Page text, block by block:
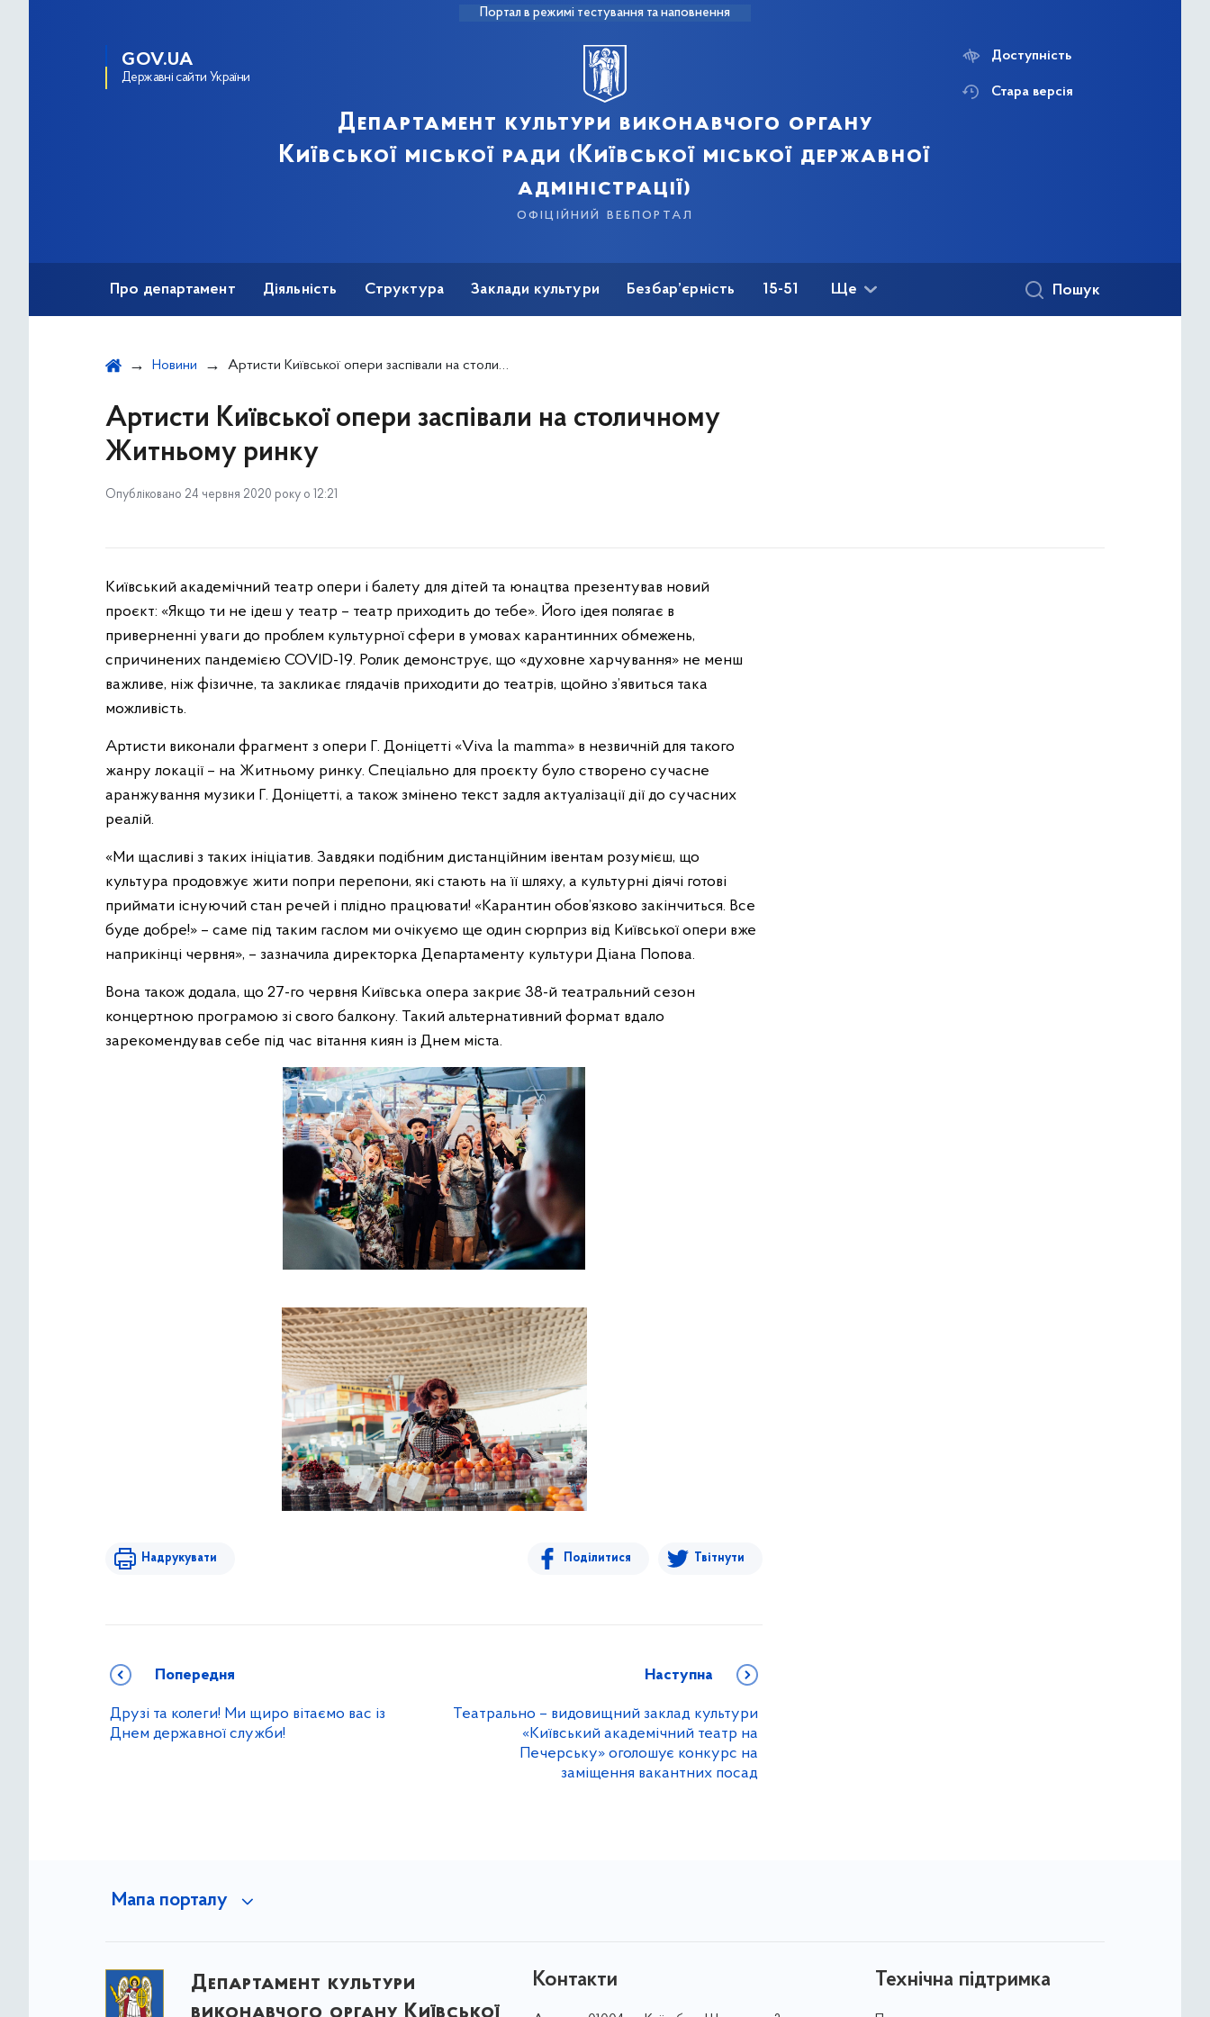
Портал в режимі тестування та наповнення
GOV.UA
Державні сайти України
Департамент культури виконавчого органу
Київської міської ради (Київської міської державної
адміністрації)
офіційний вебпортал
Доступність
Стара версія
Про департамент Діяльність Структура Заклади культури Безбар’єрність 15-51 Ще Пошук
Новини Артисти Київської опери заспівали на столичному Житньому ринку
Артисти Київської опери заспівали на столичному
Житньому ринку
Опубліковано 24 червня 2020 року о 12:21
Київський академічний театр опери і балету для дітей та юнацтва презентував новий
проєкт: «Якщо ти не ідеш у театр – театр приходить до тебе». Його ідея полягає в
приверненні уваги до проблем культурної сфери в умовах карантинних обмежень,
спричинених пандемією COVID-19. Ролик демонструє, що «духовне харчування» не менш
важливе, ніж фізичне, та закликає глядачів приходити до театрів, щойно з’явиться така
можливість.
Артисти виконали фрагмент з опери Г. Доніцетті «Viva la mamma» в незвичній для такого
жанру локації – на Житньому ринку. Спеціально для проєкту було створено сучасне
аранжування музики Г. Доніцетті, а також змінено текст задля актуалізації дії до сучасних
реалій.
«Ми щасливі з таких ініціатив. Завдяки подібним дистанційним івентам розумієш, що
культура продовжує жити попри перепони, які стають на її шляху, а культурні діячі готові
приймати існуючий стан речей і плідно працювати! «Карантин обов’язково закінчиться. Все
буде добре!» – саме під таким гаслом ми очікуємо ще один сюрприз від Київської опери вже
наприкінці червня», – зазначила директорка Департаменту культури Діана Попова.
Вона також додала, що 27-го червня Київська опера закриє 38-й театральний сезон
концертною програмою зі свого балкону. Такий альтернативний формат вдало
зарекомендував себе під час вітання киян із Днем міста.
Надрукувати Поділитися Твітнути
Попередня
Друзі та колеги! Ми щиро вітаємо вас із
Днем державної служби!
Наступна
Театрально – видовищний заклад культури
«Київський академічний театр на
Печерську» оголошує конкурс на
заміщення вакантних посад
Мапа порталу
Департамент культури
виконавчого органу Київської
Контакти Технічна підтримка